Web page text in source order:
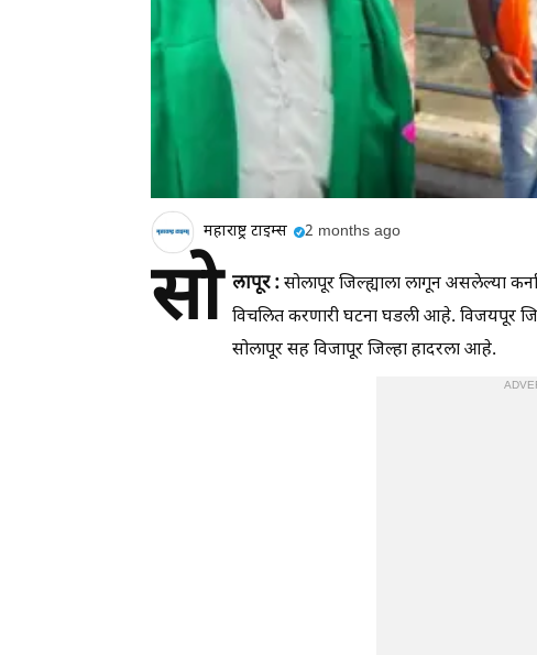
महाराष्ट्र टाइम्स 2 months ago
सो लापूर :सोलापूर जिल्ह्याला लागून असलेल्या
विचलित करणारी घटना घडली आहे. विजयपूर
सोलापूर सह विजापूर जिल्हा हादरला आहे.